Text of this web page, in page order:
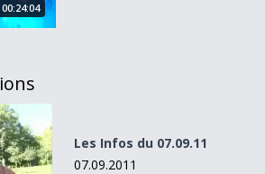
00:24:04
Les Infos du 07.09.11
07.09.2011